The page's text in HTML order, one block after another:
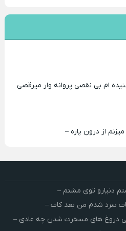
ام بی نقصی پروانه وار میرقصی
از درون پاره –
دنیارو توی مشتم –
سرد شدم من بعد کات –
دروغ‌ های مسخرت شدن چه عادی –